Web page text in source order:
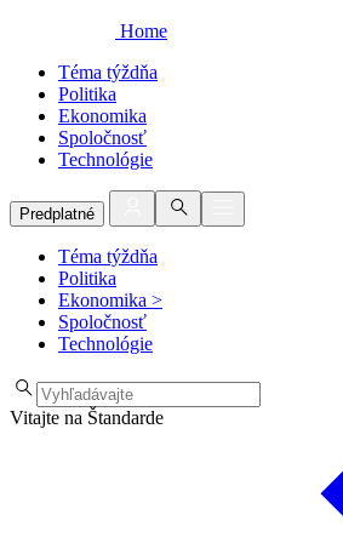
Home
Téma týždňa
Politika
Ekonomika
Spoločnosť
Technológie
Predplatné
Téma týždňa
Politika
Ekonomika >
Spoločnosť
Technológie
Vitajte na Štandarde